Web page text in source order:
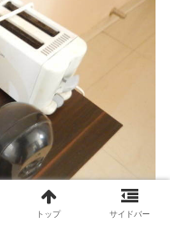
トップ サイドバー